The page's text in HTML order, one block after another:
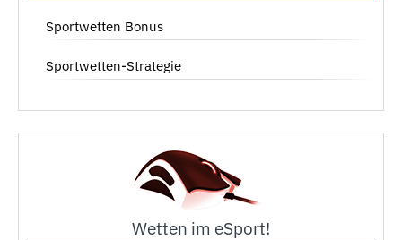
Sportwetten Bonus
Sportwetten-Strategie
Wetten im eSport!